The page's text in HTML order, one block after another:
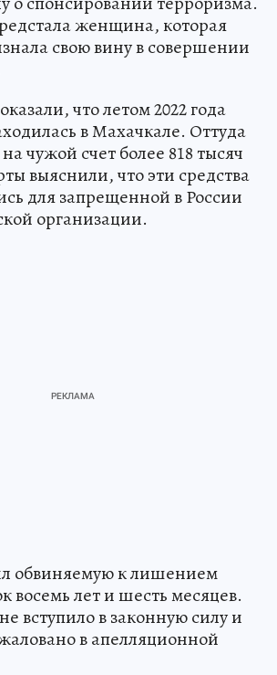
женщина, которая
свою вину в совершении
что летом 2022 года
в Махачкале. Оттуда
чужой счет более 818 тысяч
выяснили, что эти средства
для запрещенной в России
организации.
обвиняемую к лишением
восемь лет и шесть месяцев.
вступило в законную силу и
в апелляционной